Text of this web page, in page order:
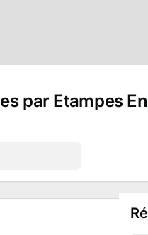
par Etampes